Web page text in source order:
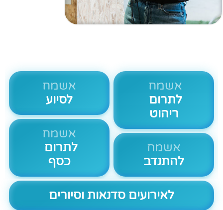
אשמח
לתרום
ריהוט
אשמח
להתנדב
אשמח
לסיוע
אשמח
לתרום
כסף
לאירועים סדנאות וסיורים